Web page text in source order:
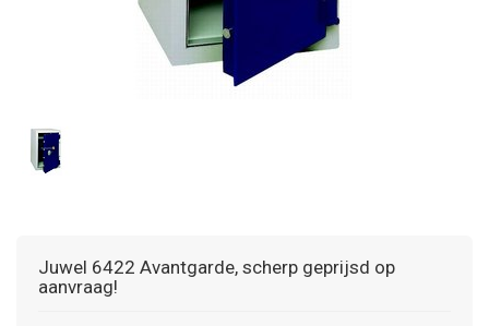
Juwel 6422 Avantgarde, scherp geprijsd op
aanvraag!